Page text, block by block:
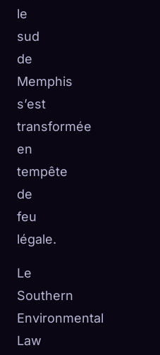
le
sud
de
Memphis
s’est
transformée
en
tempête
de
feu
légale.
Le
Southern
Environmental
Law
☁️
0